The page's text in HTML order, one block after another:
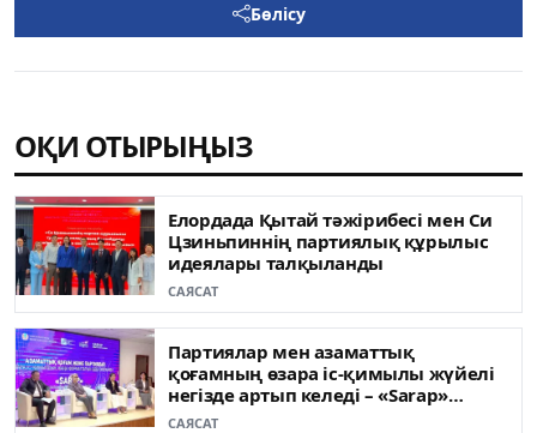
Бөлісу
ОҚИ ОТЫРЫҢЫЗ
Елордада Қытай тәжірибесі мен Си
Цзиньпиннің партиялық құрылыс
идеялары талқыланды
САЯСАТ
Партиялар мен азаматтық
қоғамның өзара іс-қимылы жүйелі
негізде артып келеді – «Sarap»
клубының сарапшылары
САЯСАТ